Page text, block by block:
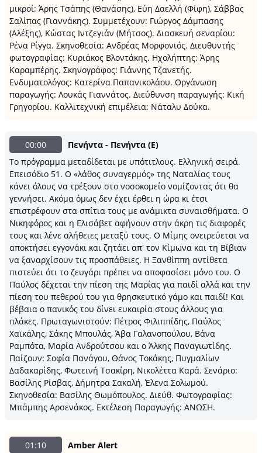
μικροί: Άρης Τσάπης (Θανάσης), Εύη Δαελλή (Φίφη), Σάββας
Σαλίπας (Γιαννάκης). Συμμετέχουν: Γιώργος Δάμπασης
(Αλέξης), Κώστας Ιντζεγιάν (Μήτσος). Διασκευή σεναρίου:
Ρένα Ρίγγα. Σκηνοθεσία: Ανδρέας Μορφονιός. Διευθυντής
φωτογραφίας: Κυριάκος Βλοντάκης. Ηχολήπτης: Άρης
Καραμπέρης. Σκηνογράφος: Γιάννης Τζανετής.
Ενδυματολόγος: Κατερίνα Παπανικολάου. Οργάνωση
παραγωγής: Λουκάς Γιαννάτος. Διεύθυνση παραγωγής: Κική
Γρηγορίου. Καλλιτεχνική επιμέλεια: Νάταλυ Δούκα.
00:00
Πενήντα - Πενήντα (Ε)
Το πρόγραμμα μεταδίδεται με υπότιτλους. Ελληνική σειρά.
Επεισόδιο 51. Ο «λάθος συναγερμός» της Ναταλίας τους
κάνει όλους να τρέξουν στο νοσοκομείο νομίζοντας ότι θα
γεννήσει. Ακόμα όμως δεν έχει έρθει η ώρα κι έτσι
επιστρέφουν στα σπίτια τους με ανάμικτα συναισθήματα. Ο
Νικηφόρος και η Ελισάβετ αφήνουν στην άκρη τις διαφορές
τους και λένε αλήθειες μεταξύ τους. Ο Μίμης ονειρεύεται να
αποκτήσει εγγονάκι και ζητάει απ' τον Κίμωνα και τη Βίβιαν
να ξαναρχίσουν τις προσπάθειες. Η Ξανθίππη αντίθετα
πιστεύει ότι το ζευγάρι πρέπει να αποφασίσει μόνο του. Ο
Παύλος δέχεται την πίεση της Μαρίας για παιδί αλλά και την
πίεση του πεθερού του για θρησκευτικό γάμο και παιδί! Και
βέβαια ο πανικός του δίνει ευκαιρία στους άλλους για
πλάκες. Πρωταγωνιστούν: Πέτρος Φιλιππίδης, Παύλος
Χαϊκάλης, Σάκης Μπουλάς, Άβα Γαλανοπούλου, Βάνα
Ραμπότα, Μαρία Ανδρούτσου και ο Άλκης Παναγιωτίδης.
Παίζουν: Σοφία Πανάγου, Θάνος Τοκάκης, Πυγμαλίων
Δαδακαρίδης, Φωτεινή Τσακίρη, Νικολέττα Καρά. Σενάριο:
Βασίλης Ρίσβας, Δήμητρα Σακαλή, Έλενα Σολωμού.
Σκηνοθεσία: Βασίλης Θωμόπουλος. Διεύθ. Φωτογραφίας:
Μπάμπης Αρσενάκος. Εκτέλεση Παραγωγής: ΑΝΩΣΗ.
01:10 Amber Alert